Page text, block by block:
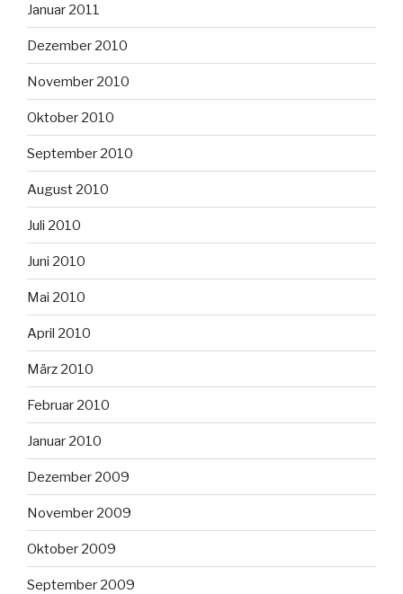
Januar 2011
Dezember 2010
November 2010
Oktober 2010
September 2010
August 2010
Juli 2010
Juni 2010
Mai 2010
April 2010
März 2010
Februar 2010
Januar 2010
Dezember 2009
November 2009
Oktober 2009
September 2009